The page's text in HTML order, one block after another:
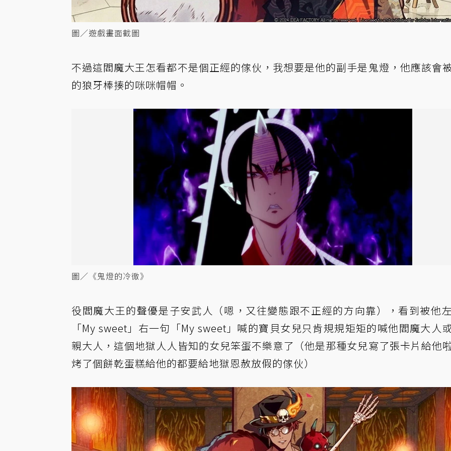
圖／遊戲畫面截圖
不過這閻魔大王怎看都不是個正經的傢伙，我想要是他的副手是鬼燈，他應該會
的狼牙棒揍的咪咪帽帽。
圖／《鬼燈的冷徹》
役閻魔大王的聲優是子安武人（嗯，又往變態跟不正經的方向靠），看到被他
「My sweet」右一句「My sweet」喊的寶貝女兒只肯規規矩矩的喊他閻魔大人
親大人，這個地獄人人皆知的女兒笨蛋不樂意了（他是那種女兒寫了張卡片給他
烤了個餅乾蛋糕給他的都要給地獄恩赦放假的傢伙）